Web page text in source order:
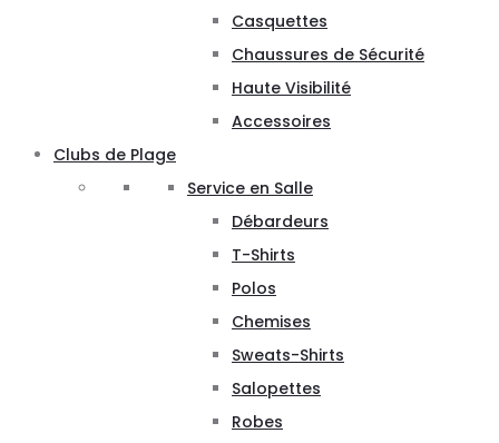
Casquettes
Chaussures de Sécurité
Haute Visibilité
Accessoires
Clubs de Plage
Service en Salle
Débardeurs
T-Shirts
Polos
Chemises
Sweats-Shirts
Salopettes
Robes